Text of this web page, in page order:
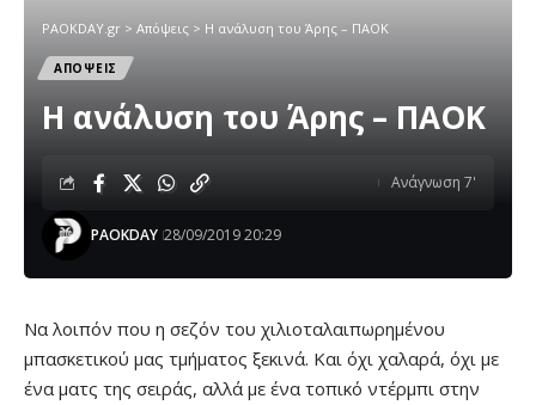
PAOKDAY.gr > Απόψεις > Η ανάλυση του Άρης – ΠΑΟΚ
ΑΠΟΨΕΙΣ
Η ανάλυση του Άρης – ΠΑΟΚ
PAOKDAY 28/09/2019 20:29
Ανάγνωση 7'
Να λοιπόν που η σεζόν του χιλιοταλαιπωρημένου
μπασκετικού μας τμήματος ξεκινά. Και όχι χαλαρά, όχι με
ένα ματς της σειράς, αλλά με ένα τοπικό ντέρμπι στην